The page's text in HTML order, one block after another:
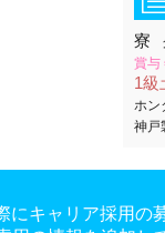
寮
賞与
1級
ホン
神戸
キャリア採用の